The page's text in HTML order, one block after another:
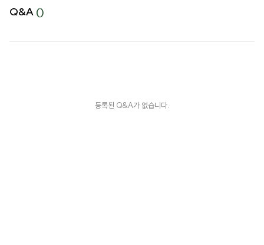
Q&A ()
등록된 Q&A가 없습니다.